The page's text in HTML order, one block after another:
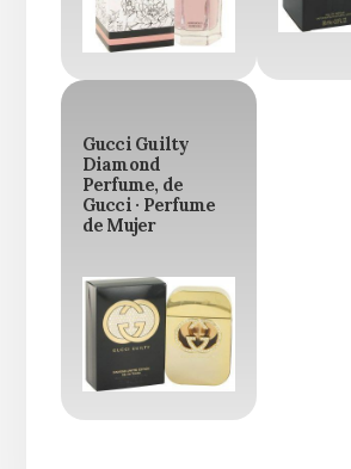
Gucci Guilty
Diamond
Perfume, de
Gucci · Perfume
de Mujer